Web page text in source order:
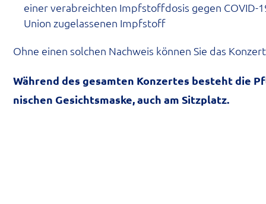
einer ver­ab­reich­ten Impf­stoff­do­sis gegen COVID-
Uni­on zuge­las­se­nen Impfstoff
Ohne einen sol­chen Nach­weis kön­nen Sie das
Wäh­rend des gesam­ten Kon­zer­tes besteht die
ni­schen Gesichts­mas­ke, auch am Sitzplatz.